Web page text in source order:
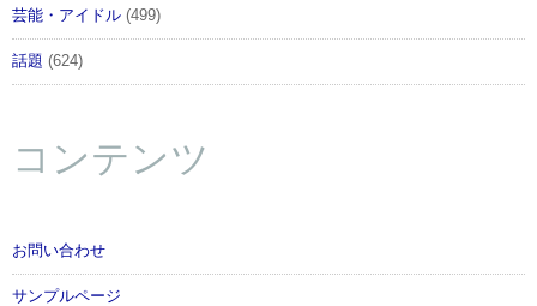
芸能・アイドル (499)
話題 (624)
コンテンツ
お問い合わせ
サンプルページ